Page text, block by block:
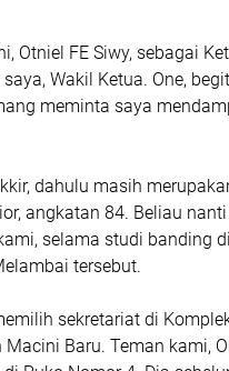
Otniel FE Siwy, sebagai
Wakil Ketua. One,
meminta saya
dahulu masih
angkatan 84. Beliau
selama studi banding
tersebut.
sekretariat di
Baru. Teman kami,